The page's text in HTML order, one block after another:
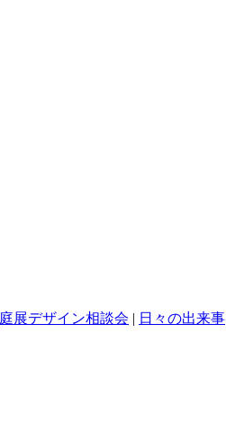
庭展デザイン相談会 | 日々の出来事